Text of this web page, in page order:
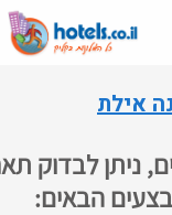
אילת
ניתן לבדוק
הבאים: